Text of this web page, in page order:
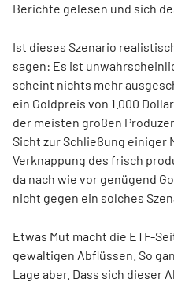
Berichte gelesen und sich
Ist dieses Szenario
sagen: Es ist
scheint nichts mehr
ein Goldpreis von 1.000
der meisten großen
Sicht zur Schließung einiger
Verknappung des frisch
da nach wie vor genügend
nicht gegen ein solches
Etwas Mut macht die ETF-
gewaltigen Abflüssen. So
Lage aber. Dass sich dieser